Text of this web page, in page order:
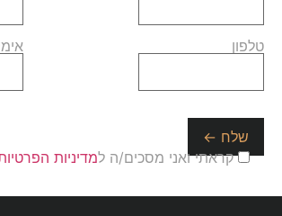
טלפון
קראתי ואני מסכים/ה למדיניות